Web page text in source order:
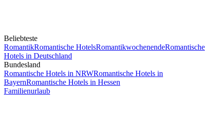
Beliebteste
RomantikRomantische HotelsRomantikwochenendeRomantische
Hotels in Deutschland
Bundesland
Romantische Hotels in NRWRomantische Hotels in
BayernRomantische Hotels in Hessen
Familienurlaub